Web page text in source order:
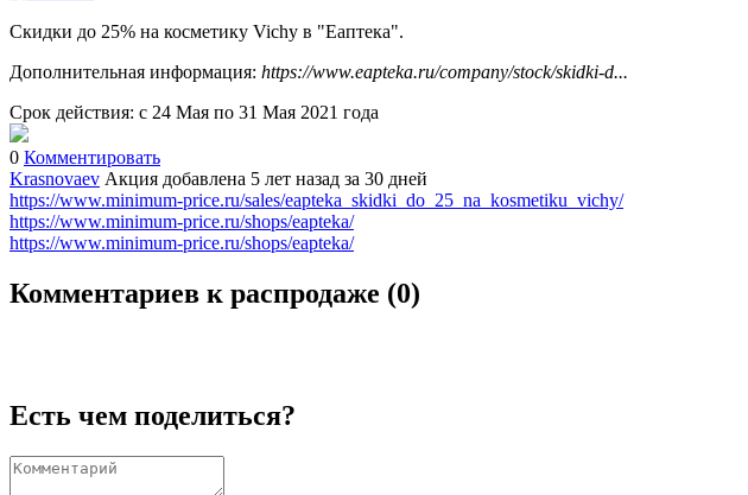
Скидки до 25% на косметику Vichy в "Еаптека".
Дополнительная информация: https://www.eapteka.ru/company/stock/skidki-d...
Срок действия: с 24 Мая по 31 Мая 2021 года
0 Комментировать
Krasnovaev Акция добавлена 5 лет назад за 30 дней
https://www.minimum-price.ru/sales/eapteka_skidki_do_25_na_kosmetiku_vichy/
https://www.minimum-price.ru/shops/eapteka/
https://www.minimum-price.ru/shops/eapteka/
Комментариев к распродаже (0)
Есть чем поделиться?